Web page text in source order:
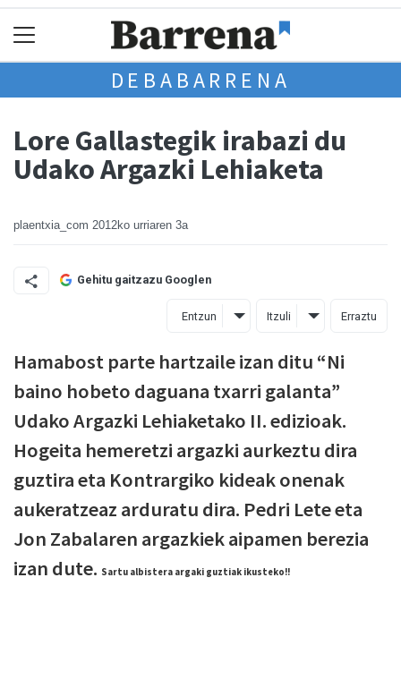
DEBABARRENA
Lore Gallastegik irabazi du
Udako Argazki Lehiaketa
plaentxia_com 2012ko urriaren 3a
Gehitu gaitzazu Googlen
Entzun Itzuli Erraztu
Hamabost parte hartzaile izan ditu “Ni
baino hobeto daguana txarri galanta”
Udako Argazki Lehiaketako II. edizioak.
Hogeita hemeretzi argazki aurkeztu dira
guztira eta Kontrargiko kideak onenak
aukeratzeaz arduratu dira. Pedri Lete eta
Jon Zabalaren argazkiek aipamen berezia
izan dute. Sartu albistera argaki guztiak ikusteko!!